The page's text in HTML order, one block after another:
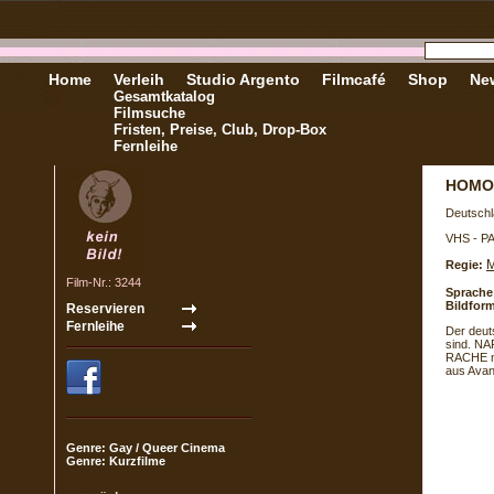
Home Verleih
Gesamtkatalog
Filmsuche
Fristen, Preise, Club, Drop-Box
Fernleihe
Studio Argento Filmcafé Shop
Film-Nr.: 3244
Genre: Gay / Queer Cinema
Genre: Kurzfilme
VHS -
Regie:
Der
sind.
RACHE
aus